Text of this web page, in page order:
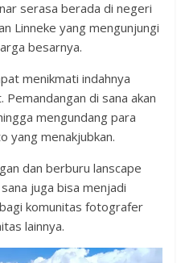
serasa berada di negeri
Linneke yang mengunjungi
besarnya.
menikmati indahnya
di sana akan
mengundang para
yang menakjubkan.
dan berburu lanscape
juga bisa menjadi
komunitas fotografer
lainnya.